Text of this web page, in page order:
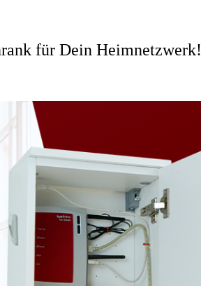
für Dein Heimnetzwerk!